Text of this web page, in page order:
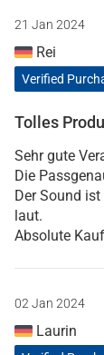
21 Jan 2024
Rei
Verified
Tolles
Sehr gute
Die
Der Sound
laut.
Absolute
02 Jan 2024
Laurin